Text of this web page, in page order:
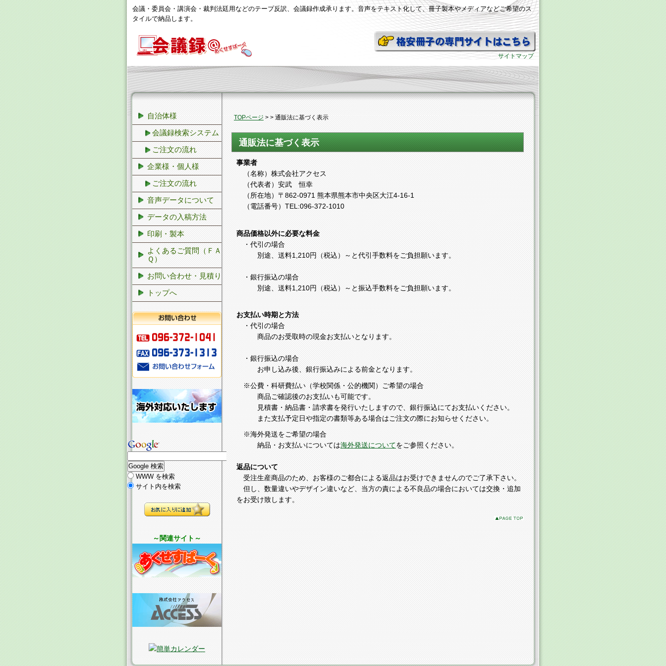
会議・委員会・講演会・裁判法廷用などのテープ反訳、会議録作成承ります。音声をテキスト化して、冊子製本やメディアなどご希望のス
タイルで納品します。
サイトマップ
TOPページ> > 通販法に基づく表示
通販法に基づく表示
事業者
（名称）株式会社アクセス
（代表者）安武 恒幸
（所在地）〒862-0971 熊本県熊本市中央区大江4-16-1
（電話番号）TEL:096-372-1010
商品価格以外に必要な料金
・代引の場合
別途、送料1,210円（税込）～と代引手数料をご負担願います。
・銀行振込の場合
別途、送料1,210円（税込）～と振込手数料をご負担願います。
お支払い時期と方法
・代引の場合
商品のお受取時の現金お支払いとなります。
・銀行振込の場合
お申し込み後、銀行振込みによる前金となります。
※公費・科研費払い（学校関係・公的機関）ご希望の場合
商品ご確認後のお支払いも可能です。
見積書・納品書・請求書を発行いたしますので、銀行振込にてお支払いください。
また支払予定日や指定の書類等ある場合はご注文の際にお知らせください。
※海外発送をご希望の場合
納品・お支払いについては海外発送についてをご参照ください。
返品について
受注生産商品のため、お客様のご都合による返品はお受けできませんのでご了承下さい。
但し、数量違いやデザイン違いなど、当方の責による不良品の場合においては交換・追加
をお受け致します。
自治体様
会議録検索システム
ご注文の流れ
企業様・個人様
ご注文の流れ
音声データについて
データの入稿方法
印刷・製本
よくあるご質問（ＦＡ
Ｑ）
お問い合わせ・見積り
トップへ
WWW を検索
サイト内を検索
～関連サイト～